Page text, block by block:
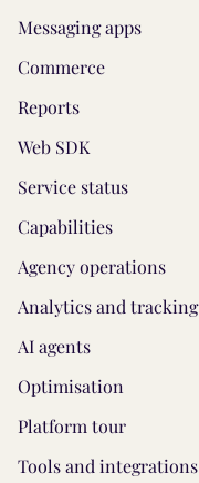
Messaging apps
Commerce
Reports
Web SDK
Service status
Capabilities
Agency operations
Analytics and tracking
AI agents
Optimisation
Platform tour
Tools and integrations